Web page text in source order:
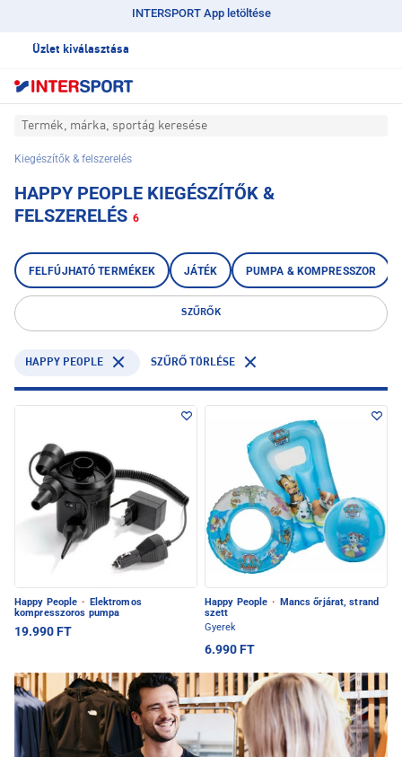
INTERSPORT App letöltése
Üzlet kiválasztása
Termék, márka, sportág keresése
Kiegészítők & felszerelés
HAPPY PEOPLE KIEGÉSZÍTŐK &
FELSZERELÉS 6
FELFÚJHATÓ TERMÉKEK JÁTÉK PUMPA & KOMPRESSZOR
SZŰRŐK
HAPPY PEOPLE SZŰRŐ TÖRLÉSE
Happy People · Elektromos
kompresszoros pumpa
19.990 FT
Happy People · Mancs őrjárat, strand
szett
Gyerek
6.990 FT